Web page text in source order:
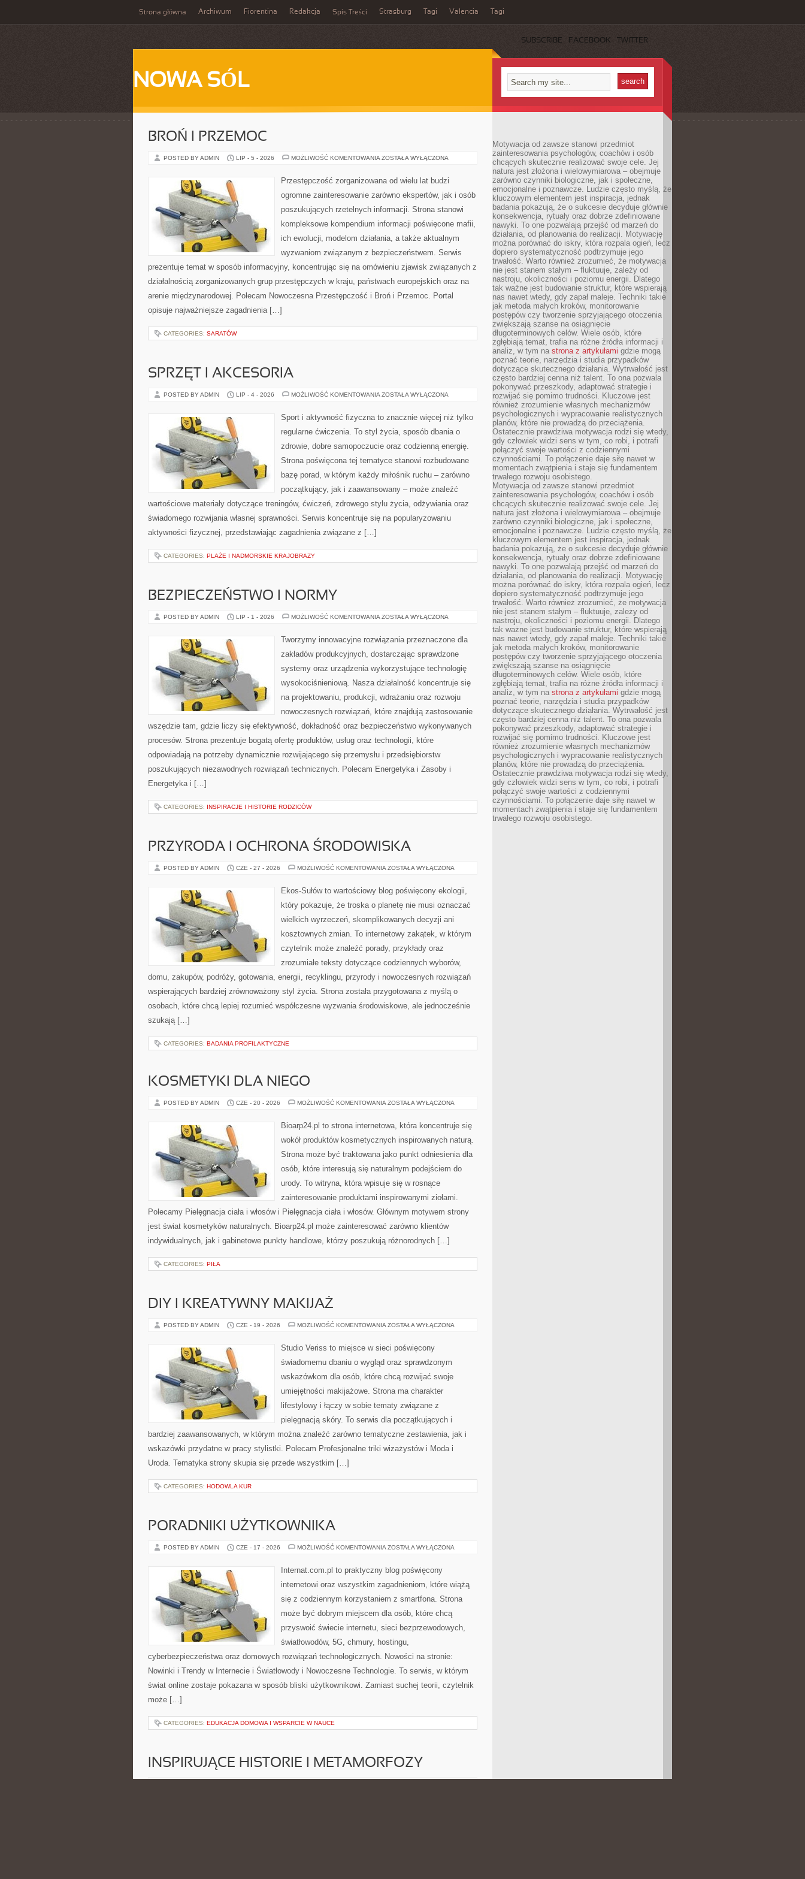
Strona główna Archiwum Fiorentina Redakcja Spis Treści Strasburg Tagi Valencia Tagi
SUBSCRIBE FACEBOOK TWITTER
NOWA SÓL
BROŃ I PRZEMOC
POSTED BY ADMIN LIP - 5 - 2026 MOŻLIWOŚĆ KOMENTOWANIA BROŃ
ZOSTAŁA WYŁĄCZONA
Przestępczość zorganizowana od wielu lat budzi
ogromne zainteresowanie zarówno ekspertów, jak i osób
poszukujących rzetelnych informacji. Strona stanowi
kompleksowe kompendium informacji poświęcone mafii,
ich ewolucji, modelom działania, a także aktualnym
wyzwaniom związanym z bezpieczeństwem. Serwis
prezentuje temat w sposób informacyjny, koncentrując się na omówieniu zjawisk związanych z
działalnością zorganizowanych grup przestępczych w kraju, państwach europejskich oraz na
arenie międzynarodowej. Polecam Nowoczesna Przestępczość i Broń i Przemoc. Portal
opisuje najważniejsze zagadnienia […]
CATEGORIES: SARATÓW
SPRZĘT I AKCESORIA
POSTED BY ADMIN LIP - 4 - 2026 MOŻLIWOŚĆ KOMENTOWANIA SPRZĘT
ZOSTAŁA WYŁĄCZONA
Sport i aktywność fizyczna to znacznie więcej niż tylko
regularne ćwiczenia. To styl życia, sposób dbania o
zdrowie, dobre samopoczucie oraz codzienną energię.
Strona poświęcona tej tematyce stanowi rozbudowane
bazę porad, w którym każdy miłośnik ruchu – zarówno
początkujący, jak i zaawansowany – może znaleźć
wartościowe materiały dotyczące treningów, ćwiczeń, zdrowego stylu życia, odżywiania oraz
świadomego rozwijania własnej sprawności. Serwis koncentruje się na popularyzowaniu
aktywności fizycznej, przedstawiając zagadnienia związane z […]
CATEGORIES: PLAŻE I NADMORSKIE KRAJOBRAZY
BEZPIECZEŃSTWO I NORMY
POSTED BY ADMIN LIP - 1 - 2026 MOŻLIWOŚĆ KOMENTOWANIA BEZPIECZEŃSTWO
ZOSTAŁA WYŁĄCZONA
Tworzymy innowacyjne rozwiązania przeznaczone dla
zakładów produkcyjnych, dostarczając sprawdzone
systemy oraz urządzenia wykorzystujące technologię
wysokociśnieniową. Nasza działalność koncentruje się
na projektowaniu, produkcji, wdrażaniu oraz rozwoju
nowoczesnych rozwiązań, które znajdują zastosowanie
wszędzie tam, gdzie liczy się efektywność, dokładność oraz bezpieczeństwo wykonywanych
procesów. Strona prezentuje bogatą ofertę produktów, usług oraz technologii, które
odpowiadają na potrzeby dynamicznie rozwijającego się przemysłu i przedsiębiorstw
poszukujących niezawodnych rozwiązań technicznych. Polecam Energetyka i Zasoby i
Energetyka i […]
CATEGORIES: INSPIRACJE I HISTORIE RODZICÓW
PRZYRODA I OCHRONA ŚRODOWISKA
POSTED BY ADMIN CZE - 27 - 2026 MOŻLIWOŚĆ KOMENTOWANIA PRZYRODA
ŚRODOWISKA
ZOSTAŁA WYŁĄCZONA
Ekos-Sułów to wartościowy blog poświęcony ekologii,
który pokazuje, że troska o planetę nie musi oznaczać
wielkich wyrzeczeń, skomplikowanych decyzji ani
kosztownych zmian. To internetowy zakątek, w którym
czytelnik może znaleźć porady, przykłady oraz
zrozumiałe teksty dotyczące codziennych wyborów,
domu, zakupów, podróży, gotowania, energii, recyklingu, przyrody i nowoczesnych rozwiązań
wspierających bardziej zrównoważony styl życia. Strona została przygotowana z myślą o
osobach, które chcą lepiej rozumieć współczesne wyzwania środowiskowe, ale jednocześnie
szukają […]
CATEGORIES: BADANIA PROFILAKTYCZNE
KOSMETYKI DLA NIEGO
POSTED BY ADMIN CZE - 20 - 2026 MOŻLIWOŚĆ KOMENTOWANIA KOSMETYKI
ZOSTAŁA WYŁĄCZONA
Bioarp24.pl to strona internetowa, która koncentruje się
wokół produktów kosmetycznych inspirowanych naturą.
Strona może być traktowana jako punkt odniesienia dla
osób, które interesują się naturalnym podejściem do
urody. To witryna, która wpisuje się w rosnące
zainteresowanie produktami inspirowanymi ziołami.
Polecamy Pielęgnacja ciała i włosów i Pielęgnacja ciała i włosów. Głównym motywem strony
jest świat kosmetyków naturalnych. Bioarp24.pl może zainteresować zarówno klientów
indywidualnych, jak i gabinetowe punkty handlowe, którzy poszukują różnorodnych […]
CATEGORIES: PIŁA
DIY I KREATYWNY MAKIJAŻ
POSTED BY ADMIN CZE - 19 - 2026 MOŻLIWOŚĆ KOMENTOWANIA DIY
MAKIJAŻ
ZOSTAŁA WYŁĄCZONA
Studio Veriss to miejsce w sieci poświęcony
świadomemu dbaniu o wygląd oraz sprawdzonym
wskazówkom dla osób, które chcą rozwijać swoje
umiejętności makijażowe. Strona ma charakter
lifestylowy i łączy w sobie tematy związane z
pielęgnacją skóry. To serwis dla początkujących i
bardziej zaawansowanych, w którym można znaleźć zarówno tematyczne zestawienia, jak i
wskazówki przydatne w pracy stylistki. Polecam Profesjonalne triki wizażystów i Moda i
Uroda. Tematyka strony skupia się przede wszystkim […]
CATEGORIES: HODOWLA KUR
PORADNIKI UŻYTKOWNIKA
POSTED BY ADMIN CZE - 17 - 2026 MOŻLIWOŚĆ KOMENTOWANIA PORADNIKI
ZOSTAŁA WYŁĄCZONA
Internat.com.pl to praktyczny blog poświęcony
internetowi oraz wszystkim zagadnieniom, które wiążą
się z codziennym korzystaniem z smartfona. Strona
może być dobrym miejscem dla osób, które chcą
przyswoić świecie internetu, sieci bezprzewodowych,
światłowodów, 5G, chmury, hostingu,
cyberbezpieczeństwa oraz domowych rozwiązań technologicznych. Nowości na stronie:
Nowinki i Trendy w Internecie i Światłowody i Nowoczesne Technologie. To serwis, w którym
świat online zostaje pokazana w sposób bliski użytkownikowi. Zamiast suchej teorii, czytelnik
może […]
CATEGORIES: EDUKACJA DOMOWA I WSPARCIE W NAUCE
INSPIRUJĄCE HISTORIE I METAMORFOZY
Motywacja od zawsze stanowi przedmiot
zainteresowania psychologów, coachów i osób
chcących skutecznie realizować swoje cele. Jej
natura jest złożona i wielowymiarowa – obejmuje
zarówno czynniki biologiczne, jak i społeczne,
emocjonalne i poznawcze. Ludzie często myślą, że
kluczowym elementem jest inspiracja, jednak
badania pokazują, że o sukcesie decyduje głównie
konsekwencja, rytuały oraz dobrze zdefiniowane
nawyki. To one pozwalają przejść od marzeń do
działania, od planowania do realizacji. Motywację
można porównać do iskry, która rozpala ogień, lecz
dopiero systematyczność podtrzymuje jego
trwałość. Warto również zrozumieć, że motywacja
nie jest stanem stałym – fluktuuje, zależy od
nastroju, okoliczności i poziomu energii. Dlatego
tak ważne jest budowanie struktur, które wspierają
nas nawet wtedy, gdy zapał maleje. Techniki takie
jak metoda małych kroków, monitorowanie
postępów czy tworzenie sprzyjającego otoczenia
zwiększają szanse na osiągnięcie
długoterminowych celów. Wiele osób, które
zgłębiają temat, trafia na różne źródła informacji i
analiz, w tym na strona z artykułami gdzie mogą
poznać teorie, narzędzia i studia przypadków
dotyczące skutecznego działania. Wytrwałość jest
często bardziej cenna niż talent. To ona pozwala
pokonywać przeszkody, adaptować strategie i
rozwijać się pomimo trudności. Kluczowe jest
również zrozumienie własnych mechanizmów
psychologicznych i wypracowanie realistycznych
planów, które nie prowadzą do przeciążenia.
Ostatecznie prawdziwa motywacja rodzi się wtedy,
gdy człowiek widzi sens w tym, co robi, i potrafi
połączyć swoje wartości z codziennymi
czynnościami. To połączenie daje siłę nawet w
momentach zwątpienia i staje się fundamentem
trwałego rozwoju osobistego.
Motywacja od zawsze stanowi przedmiot
zainteresowania psychologów, coachów i osób
chcących skutecznie realizować swoje cele. Jej
natura jest złożona i wielowymiarowa – obejmuje
zarówno czynniki biologiczne, jak i społeczne,
emocjonalne i poznawcze. Ludzie często myślą, że
kluczowym elementem jest inspiracja, jednak
badania pokazują, że o sukcesie decyduje głównie
konsekwencja, rytuały oraz dobrze zdefiniowane
nawyki. To one pozwalają przejść od marzeń do
działania, od planowania do realizacji. Motywację
można porównać do iskry, która rozpala ogień, lecz
dopiero systematyczność podtrzymuje jego
trwałość. Warto również zrozumieć, że motywacja
nie jest stanem stałym – fluktuuje, zależy od
nastroju, okoliczności i poziomu energii. Dlatego
tak ważne jest budowanie struktur, które wspierają
nas nawet wtedy, gdy zapał maleje. Techniki takie
jak metoda małych kroków, monitorowanie
postępów czy tworzenie sprzyjającego otoczenia
zwiększają szanse na osiągnięcie
długoterminowych celów. Wiele osób, które
zgłębiają temat, trafia na różne źródła informacji i
analiz, w tym na strona z artykułami gdzie mogą
poznać teorie, narzędzia i studia przypadków
dotyczące skutecznego działania. Wytrwałość jest
często bardziej cenna niż talent. To ona pozwala
pokonywać przeszkody, adaptować strategie i
rozwijać się pomimo trudności. Kluczowe jest
również zrozumienie własnych mechanizmów
psychologicznych i wypracowanie realistycznych
planów, które nie prowadzą do przeciążenia.
Ostatecznie prawdziwa motywacja rodzi się wtedy,
gdy człowiek widzi sens w tym, co robi, i potrafi
połączyć swoje wartości z codziennymi
czynnościami. To połączenie daje siłę nawet w
momentach zwątpienia i staje się fundamentem
trwałego rozwoju osobistego.